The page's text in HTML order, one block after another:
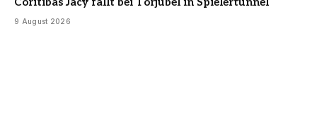
9 August 2026